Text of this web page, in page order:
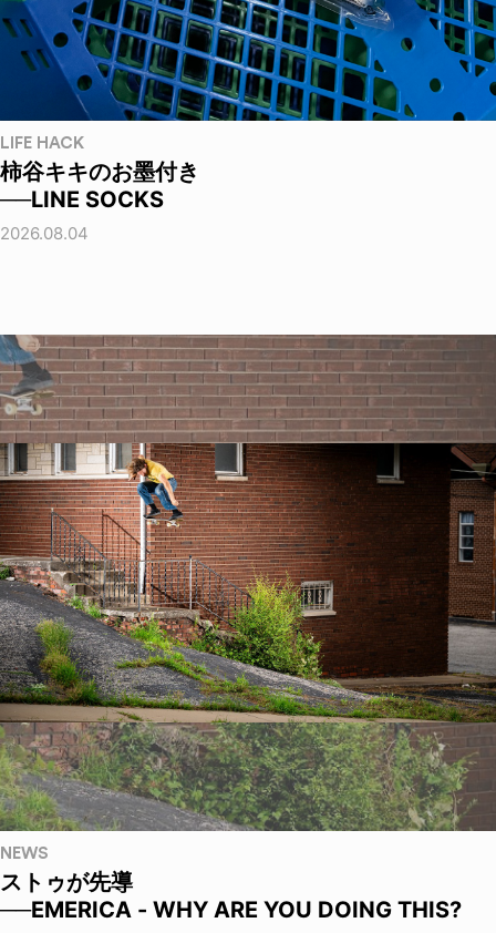
LIFE HACK
柿谷キキのお墨付き
──LINE SOCKS
2026.08.04
NEWS
ストゥが先導
──EMERICA - WHY ARE YOU DOING THIS?